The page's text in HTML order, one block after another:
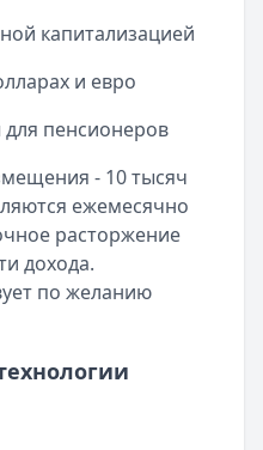
капитализацией
и евро
пенсионеров
- 10 тысяч
ежемесячно
расторжение
дохода.
по желанию